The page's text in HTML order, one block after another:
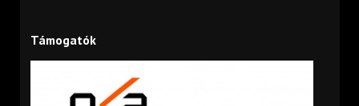
Támogatók